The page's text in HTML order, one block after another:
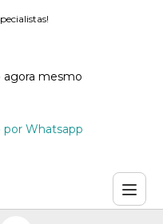
agora mesmo
por Whatsapp